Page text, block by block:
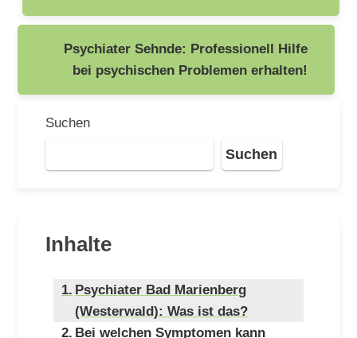
Psychiater Sehnde: Professionell Hilfe
bei psychischen Problemen erhalten!
Suchen
Suchen
Inhalte
Psychiater Bad Marienberg
(Westerwald): Was ist das?
Bei welchen Symptomen kann